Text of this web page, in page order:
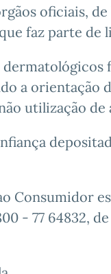
oficiais,
faz parte de
a orientação
utilização de
Consumidor
- 77 64832,